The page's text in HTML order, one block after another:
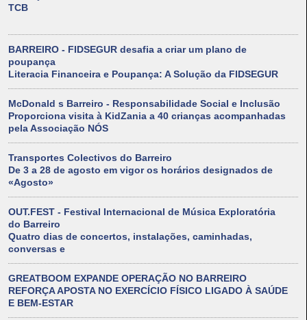
TCB
BARREIRO - FIDSEGUR desafia a criar um plano de
poupança
Literacia Financeira e Poupança: A Solução da FIDSEGUR
McDonald s Barreiro - Responsabilidade Social e Inclusão
Proporciona visita à KidZania a 40 crianças acompanhadas
pela Associação NÓS
Transportes Colectivos do Barreiro
De 3 a 28 de agosto em vigor os horários designados de
«Agosto»
OUT.FEST - Festival Internacional de Música Exploratória
do Barreiro
Quatro dias de concertos, instalações, caminhadas,
conversas e
GREATBOOM EXPANDE OPERAÇÃO NO BARREIRO
REFORÇA APOSTA NO EXERCÍCIO FÍSICO LIGADO À SAÚDE
E BEM-ESTAR